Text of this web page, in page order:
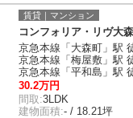
賃貸｜マンション
コンフォリア・リヴ大
京急本線「大森町」駅
京急本線「梅屋敷」駅
京急本線「平和島」駅
30.2万円
間取:3LDK
建物面積:- / 18.21坪